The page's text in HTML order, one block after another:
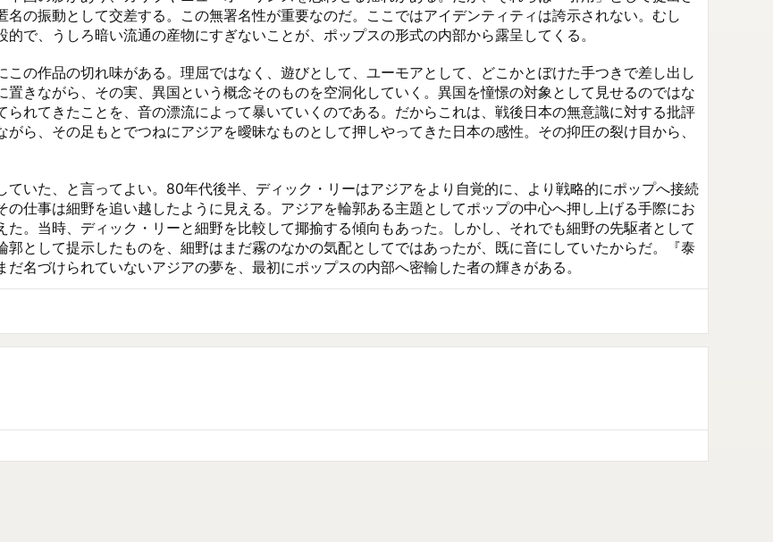
の振動として交差する。この無署名性が重要なのだ。ここではアイデンティティは誇示されない。むし
で、うしろ暗い流通の産物にすぎないことが、ポップスの形式の内部から露呈してくる。
の作品の切れ味がある。理屈ではなく、遊びとして、ユーモアとして、どこかとぼけた手つきで差し出し
きながら、その実、異国という概念そのものを空洞化していく。異国を憧憬の対象として見せるのではな
れてきたことを、音の漂流によって暴いていくのである。だからこれは、戦後日本の無意識に対する批評
ら、その足もとでつねにアジアを曖昧なものとして押しやってきた日本の感性。その抑圧の裂け目から、
いた、と言ってよい。80年代後半、ディック・リーはアジアをより自覚的に、より戦略的にポップへ接続
仕事は細野を追い越したように見える。アジアを輪郭ある主題としてポップの中心へ押し上げる手際にお
。当時、ディック・リーと細野を比較して揶揄する傾向もあった。しかし、それでも細野の先駆者として
として提示したものを、細野はまだ霧のなかの気配としてではあったが、既に音にしていたからだ。『泰
名づけられていないアジアの夢を、最初にポップスの内部へ密輸した者の輝きがある。